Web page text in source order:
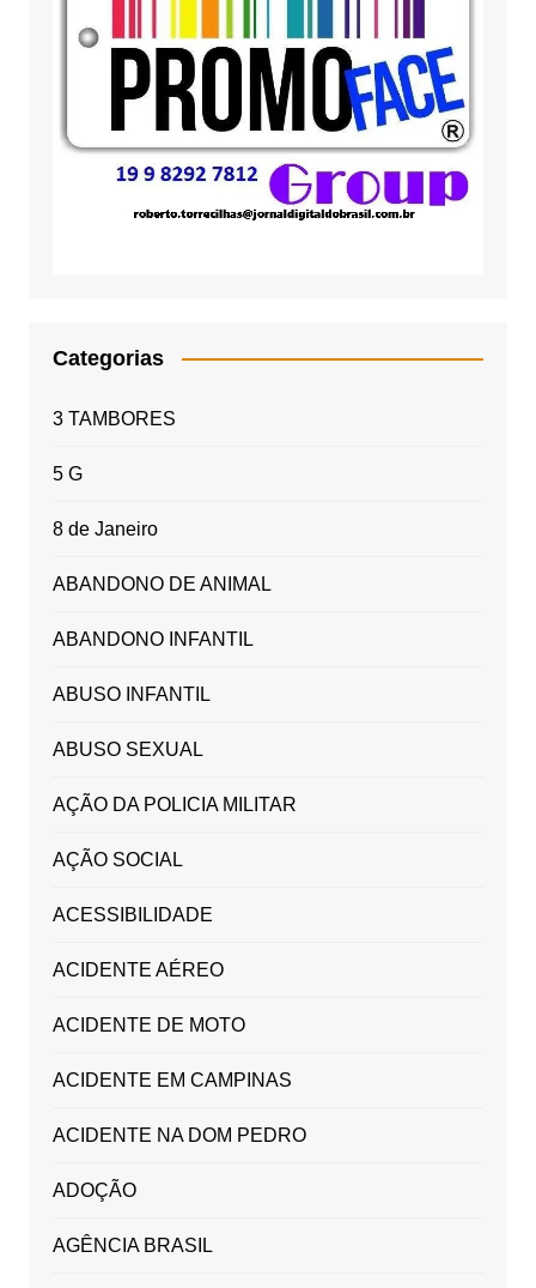
Categorias
3 TAMBORES
5 G
8 de Janeiro
ABANDONO DE ANIMAL
ABANDONO INFANTIL
ABUSO INFANTIL
ABUSO SEXUAL
AÇÃO DA POLICIA MILITAR
AÇÃO SOCIAL
ACESSIBILIDADE
ACIDENTE AÉREO
ACIDENTE DE MOTO
ACIDENTE EM CAMPINAS
ACIDENTE NA DOM PEDRO
ADOÇÃO
AGÊNCIA BRASIL